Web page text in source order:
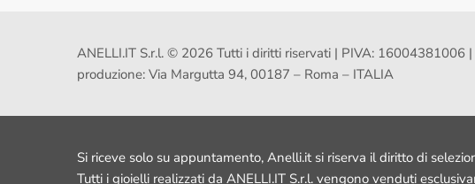
ANELLI.IT S.r.l. © 2026 Tutti i diritti riservati | PIVA: 16004381006
produzione: Via Margutta 94, 00187 – Roma – ITALIA
Si riceve solo su appuntamento, Anelli.it si riserva il diritto di
Tutti i gioielli realizzati da ANELLI.IT S.r.l. vengono venduti